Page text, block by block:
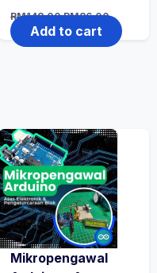
RM148.00Original
price
was:
RM148.00.
RM86.00Current
price
is:
RM86.00.
Add to cart
Mikropengawal